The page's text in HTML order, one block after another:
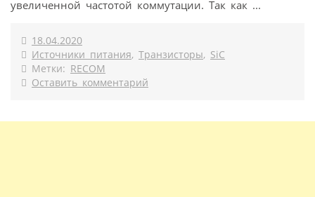
увеличенной частотой коммутации. Так как ...
18.04.2020
Источники питания, Транзисторы, SiC
Метки: RECOM
Оставить комментарий